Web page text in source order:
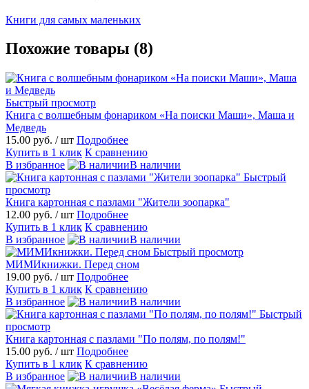
Книги для самых маленьких
Похожие товары (8)
Быстрый просмотр
Книга с волшебным фонариком «На поиски Маши», Маша и
Медведь
15.00 руб. / шт Подробнее
Купить в 1 клик К сравнению
В избранное
В наличии
Быстрый
просмотр
Книга картонная с пазлами "Жители зоопарка"
12.00 руб. / шт Подробнее
Купить в 1 клик К сравнению
В избранное
В наличии
Быстрый просмотр
МИМИкнижки. Перед сном
19.00 руб. / шт Подробнее
Купить в 1 клик К сравнению
В избранное
В наличии
Быстрый
просмотр
Книга картонная с пазлами "По полям, по полям!"
15.00 руб. / шт Подробнее
Купить в 1 клик К сравнению
В избранное
В наличии